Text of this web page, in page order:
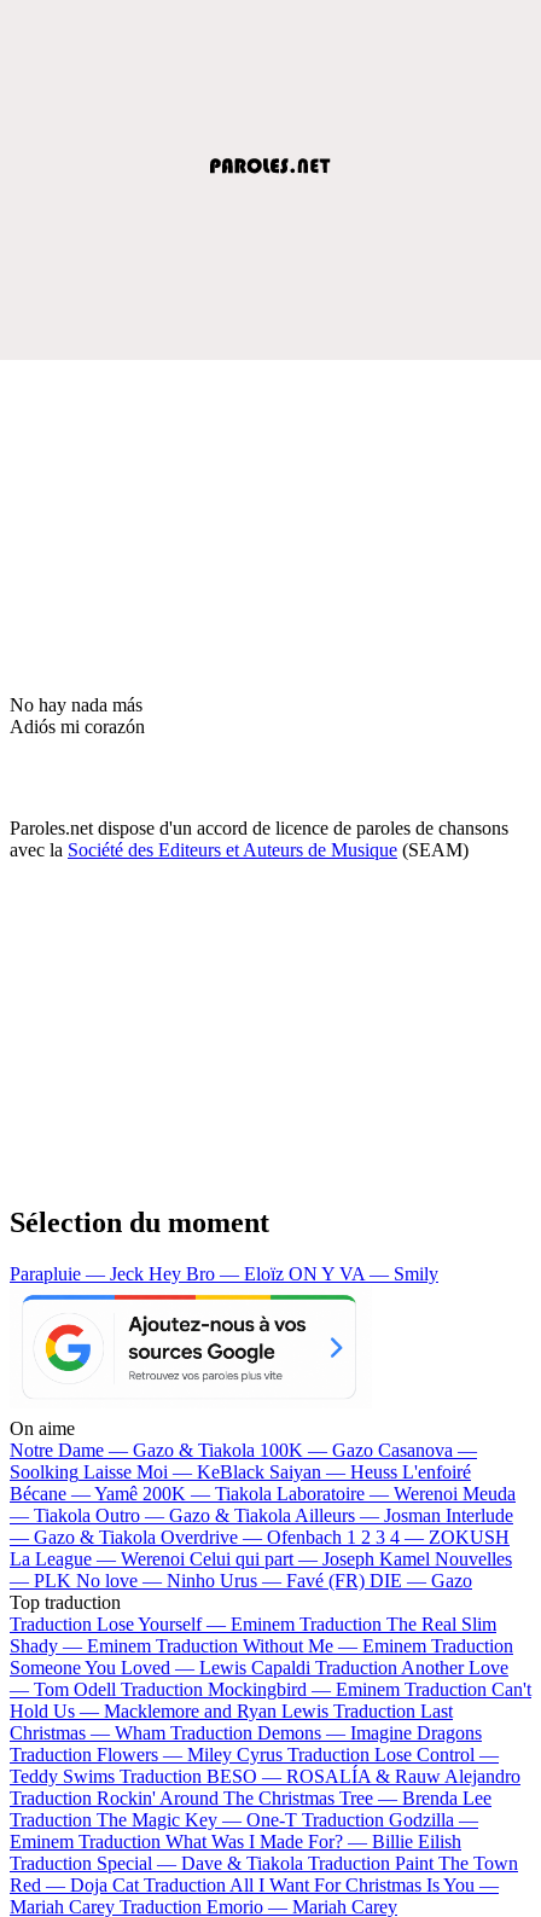
No hay nada más
Adiós mi corazón
Paroles.net dispose d'un accord de licence de paroles de chansons
avec la Société des Editeurs et Auteurs de Musique (SEAM)
Sélection du moment
Parapluie — Jeck Hey Bro — Eloïz ON Y VA — Smily
On aime
Notre Dame — Gazo & Tiakola 100K — Gazo Casanova —
Soolking Laisse Moi — KeBlack Saiyan — Heuss L'enfoiré
Bécane —Yamê 200K — Tiakola Laboratoire — Werenoi Meuda
— Tiakola Outro — Gazo & Tiakola Ailleurs — Josman Interlude
— Gazo & Tiakola Overdrive — Ofenbach 1 2 3 4 — ZOKUSH
La League — Werenoi Celui qui part — Joseph Kamel Nouvelles
— PLK No love — Ninho Urus — Favé (FR) DIE — Gazo
Top traduction
Traduction Lose Yourself — Eminem Traduction The Real Slim
Shady — Eminem Traduction Without Me — Eminem Traduction
Someone You Loved — Lewis Capaldi Traduction Another Love
— Tom Odell Traduction Mockingbird — Eminem Traduction Can't
Hold Us — Macklemore and Ryan Lewis Traduction Last
Christmas — Wham Traduction Demons — Imagine Dragons
Traduction Flowers — Miley Cyrus Traduction Lose Control —
Teddy Swims Traduction BESO — ROSALÍA & Rauw Alejandro
Traduction Rockin' Around The Christmas Tree — Brenda Lee
Traduction The Magic Key — One-T Traduction Godzilla —
Eminem Traduction What Was I Made For? — Billie Eilish
Traduction Special — Dave & Tiakola Traduction Paint The Town
Red — Doja Cat Traduction All I Want For Christmas Is You —
Mariah Carey Traduction Emorio — Mariah Carey